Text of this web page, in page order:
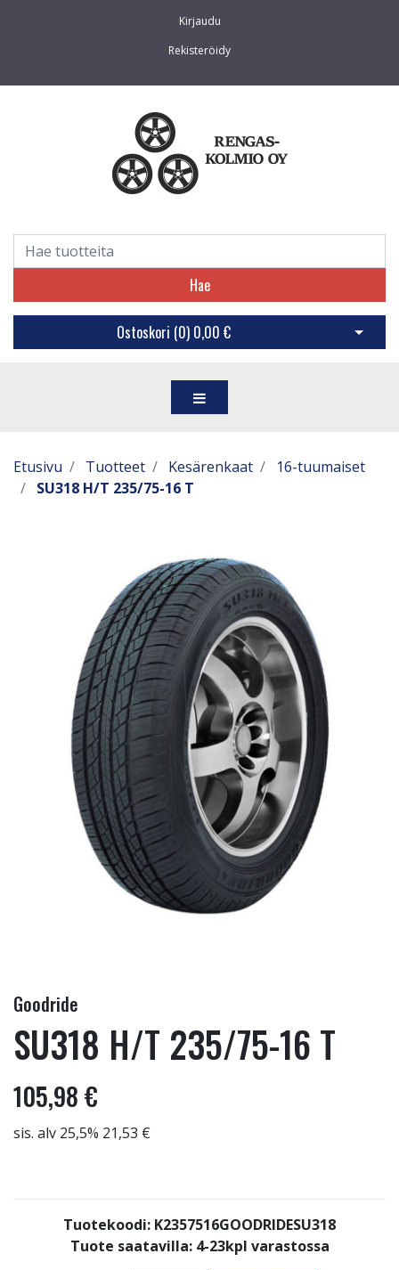
Kirjaudu
Rekisteröidy
Hae
Ostoskori (0) 0,00 € Avaa
Etusivu Tuotteet Kesärenkaat
16-tuumaiset
SU318 H/T 235/75-16 T
Goodride
SU318 H/T 235/75-16 T
105,98 €
sis. alv 25,5% 21,53 €
Tuotekoodi: K2357516GOODRIDESU318
Tuote saatavilla: 4-23kpl varastossa